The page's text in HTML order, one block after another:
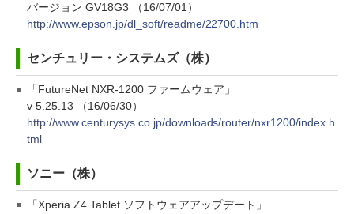
バージョン GV18G3 （16/07/01）
http://www.epson.jp/dl_soft/readme/22700.htm
センチュリー・システムズ（株）
「FutureNet NXR-1200 ファームウェア」
v 5.25.13 （16/06/30）
http://www.centurysys.co.jp/downloads/router/nxr1200/index.h
tml
ソニー（株）
「Xperia Z4 Tablet ソフトウェアアップデート」